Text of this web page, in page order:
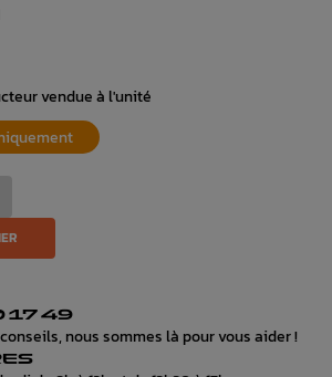
vendue à l'unité
17 49
nous sommes là pour vous aider !